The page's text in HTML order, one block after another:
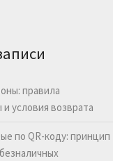
правила
условия возврата
по QR-коду: принцип